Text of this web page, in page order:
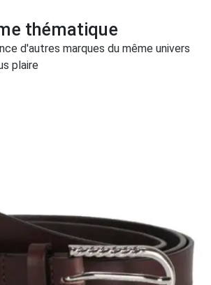
thématique
d'autres marques du même univers
plaire